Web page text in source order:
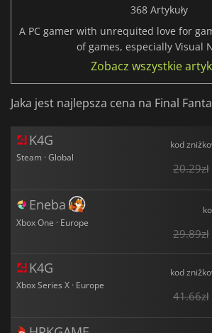
368 Artykuły
A PC gamer with unrequited love for
of games, especially Visual
Zobacz wszystkie
Jaka jest najlepsza cena na Final
K4G
Steam · Global
kod
20.29zł
Eneba
Xbox One · Europe
29.89zł
K4G
Xbox Series X · Europe
kod
41.66zł